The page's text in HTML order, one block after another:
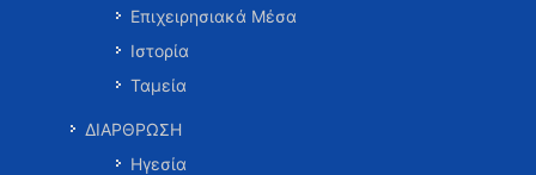
Επιχειρησιακά Μέσα
Ιστορία
Ταμεία
ΔΙΑΡΘΡΩΣΗ
Ηγεσία